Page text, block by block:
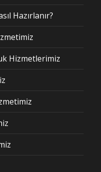
Hazırlanır?
Hizmetlerimiz